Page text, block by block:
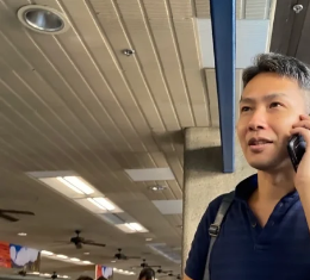
アハモ海外利用での注意点